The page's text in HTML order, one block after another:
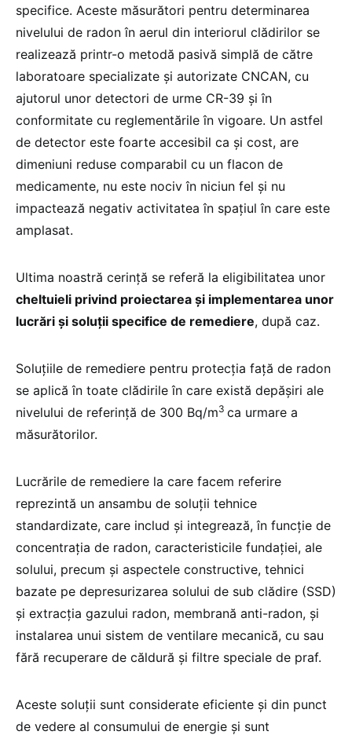
specifice. Aceste măsurători pentru determinarea
nivelului de radon în aerul din interiorul clădirilor se
realizează printr-o metodă pasivă simplă de către
laboratoare specializate şi autorizate CNCAN, cu
ajutorul unor detectori de urme CR-39 şi în
conformitate cu reglementările în vigoare. Un astfel
de detector este foarte accesibil ca şi cost, are
dimeniuni reduse comparabil cu un flacon de
medicamente, nu este nociv în niciun fel și nu
impactează negativ activitatea în spațiul în care este
amplasat.
Ultima noastră cerinţă se referă la eligibilitatea unor
cheltuieli privind proiectarea şi implementarea unor
lucrări şi soluţii specifice de remediere, după caz.
Soluţiile de remediere pentru protecţia faţă de radon
se aplică în toate clădirile în care există depăşiri ale
nivelului de referinţă de 300 Bq/m3 ca urmare a
măsurătorilor.
Lucrările de remediere la care facem referire
reprezintă un ansambu de soluţii tehnice
standardizate, care includ şi integrează, în funcţie de
concentraţia de radon, caracteristicile fundaţiei, ale
solului, precum şi aspectele constructive, tehnici
bazate pe depresurizarea solului de sub clădire (SSD)
şi extracţia gazului radon, membrană anti-radon, şi
instalarea unui sistem de ventilare mecanică, cu sau
fără recuperare de căldură şi filtre speciale de praf.
Aceste soluţii sunt considerate eficiente şi din punct
de vedere al consumului de energie şi sunt